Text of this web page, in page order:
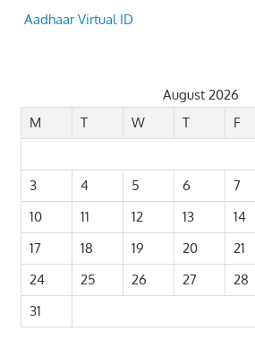
Aadhaar Virtual ID
August 2026
M
T W T F
3
4 5 6 7
10
11 12 13 14
17
18 19 20 21
24
25 26 27 28
31